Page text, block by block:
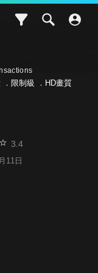
限制級 ．HD畫質
3.4
11日